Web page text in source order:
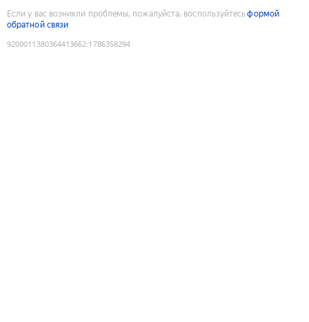
Если у вас возникли проблемы, пожалуйста, воспользуйтесьформой
обратной связи
9200011380364413662:1786358294